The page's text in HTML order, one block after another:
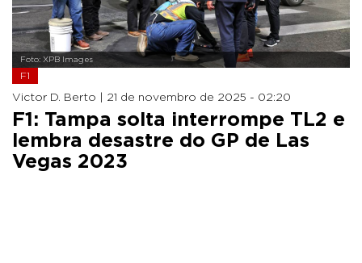
Foto: XPB Images
F1
Victor D. Berto | 21 de novembro de 2025 - 02:20
F1: Tampa solta interrompe TL2 e
lembra desastre do GP de Las
Vegas 2023